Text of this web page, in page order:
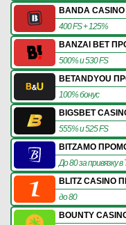
BANDA
400 FS + 125%
BANZAI BET
500% и 530 FS
BETANDYOU
100% бонус
BIGSBET
555% и 525 FS
BITZAMO
До 80 за привязку
BLITZ CASINO
до 80
BOUNTY